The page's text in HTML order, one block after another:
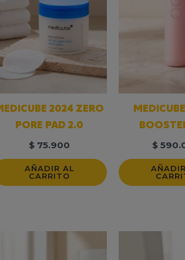
2024 ZERO
PORE PAD 2.0
$ 75.900
AÑADIR AL
CARRITO
$